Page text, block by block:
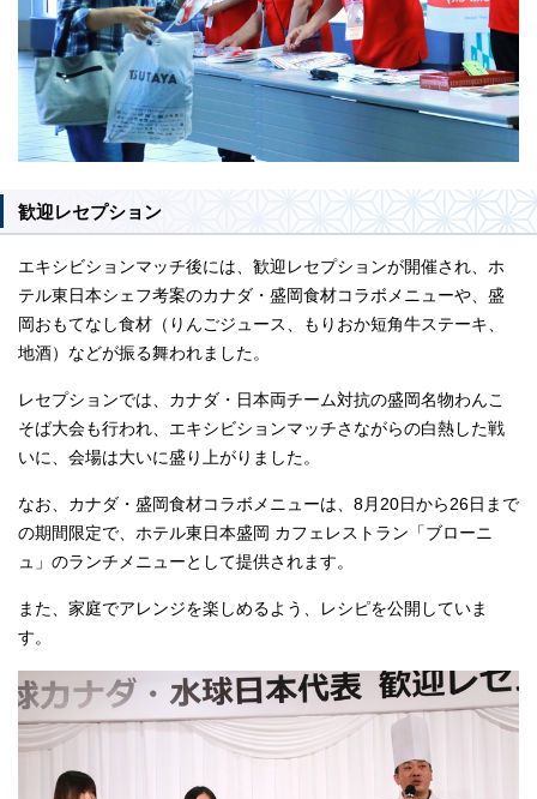
歓迎レセプション
エキシビションマッチ後には、歓迎レセプションが開催され、ホ
テル東日本シェフ考案のカナダ・盛岡食材コラボメニューや、盛
岡おもてなし食材（りんごジュース、もりおか短角牛ステーキ、
地酒）などが振る舞われました。
レセプションでは、カナダ・日本両チーム対抗の盛岡名物わんこ
そば大会も行われ、エキシビションマッチさながらの白熱した戦
いに、会場は大いに盛り上がりました。
なお、カナダ・盛岡食材コラボメニューは、8月20日から26日まで
の期間限定で、ホテル東日本盛岡 カフェレストラン「ブローニ
ュ」のランチメニューとして提供されます。
また、家庭でアレンジを楽しめるよう、レシピを公開していま
す。